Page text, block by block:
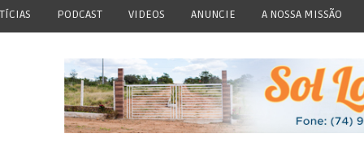
PODCAST VIDEOS ANUNCIE A NOSSA MISSÃO